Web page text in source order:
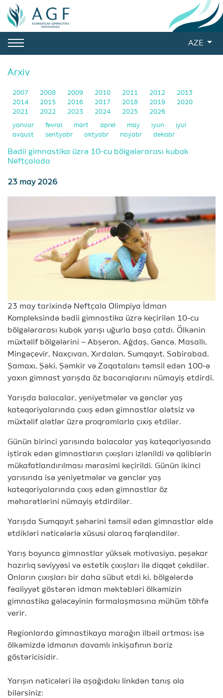
AZE
Arxiv
2007 2008 2009 2010 2011 2012
2013
2014
2015 2016 2017 2018 2019
2020
2021
2022 2023 2024 2025 2026
yanvar fevral mart aprel may iyun
iyul
avqust
sentyabr oktyabr noyabr dekabr
Bədii gimnastika üzrə 10-cu bölgələrarası kubok
Neftçalada
23 may 2026
23 may tarixində Neftçala Olimpiya İdman
Kompleksində bədii gimnastika üzrə keçirilən 10-cu
bölgələrarası kubok yarışı uğurla başa çatdı. Ölkənin
müxtəlif bölgələrini – Abşeron, Ağdaş, Gəncə, Masallı,
Mingəçevir, Naxçıvan, Xırdalan, Sumqayıt, Sabirabad,
Şamaxı, Şəki, Şəmkir və Zaqatalanı təmsil edən 100-ə
yaxın gimnast yarışda öz bacarıqlarını nümayiş etdirdi.
Yarışda balacalar, yeniyetmələr və gənclər yaş
kateqoriyalarında çıxış edən gimnastlar alətsiz və
müxtəlif alətlər üzrə proqramlarla çıxış etdilər.
Günün birinci yarısında balacalar yaş kateqoriyasında
iştirak edən gimnastların çıxışları izlənildi və qaliblərin
mükafatlandırılması mərasimi keçirildi. Günün ikinci
yarısında isə yeniyetmələr və gənclər yaş
kateqoriyalarında çıxış edən gimnastlar öz
məharətlərini nümayiş etdirdilər.
Yarışda Sumqayıt şəhərini təmsil edən gimnastlar əldə
etdikləri nəticələrlə xüsusi olaraq fərqləndilər.
Yarış boyunca gimnastlar yüksək motivasiya, peşəkar
hazırlıq səviyyəsi və estetik çıxışları ilə diqqət çəkdilər.
Onların çıxışları bir daha sübut etdi ki, bölgələrdə
fəaliyyət göstərən idman məktəbləri ölkəmizin
gimnastika gələcəyinin formalaşmasına mühüm töhfə
verir.
Regionlarda gimnastikaya marağın ilbəil artması isə
ölkəmizdə idmanın davamlı inkişafının bariz
göstəricisidir.
Yarışın nəticələri ilə aşağıdakı linkdən tanış ola
bilərsiniz: